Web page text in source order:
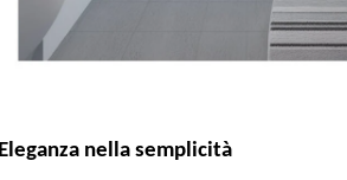
Eleganza nella semplicità